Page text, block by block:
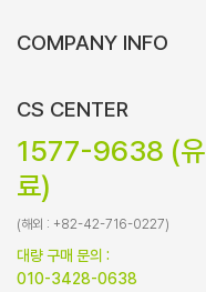
COMPANY INFO
CS CENTER
1577-9638 (유
료)
(해외 : +82-42-716-0227)
대량 구매 문의 :
010-3428-0638